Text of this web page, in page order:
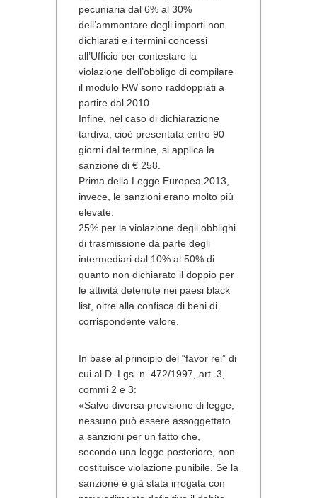
pecuniaria dal 6% al 30%
dell’ammontare degli importi non
dichiarati e i termini concessi
all’Ufficio per contestare la
violazione dell’obbligo di compilare
il modulo RW sono raddoppiati a
partire dal 2010.
Infine, nel caso di dichiarazione
tardiva , cioè presentata entro 90
giorni dal termine, si applica la
sanzione di € 258.
Prima della Legge Europea 2013,
invece, le sanzioni erano molto più
elevate:
25% per la violazione degli obblighi
di trasmissione da parte degli
intermediari dal 10% al 50% di
quanto non dichiarato il doppio per
le attività detenute nei paesi black
list, oltre alla confisca di beni di
corrispondente valore.
In base al principio del “favor rei” di
cui al D. Lgs. n. 472/1997, art. 3,
commi 2 e 3:
«Salvo diversa previsione di legge,
nessuno può essere assoggettato
a sanzioni per un fatto che,
secondo una legge posteriore, non
costituisce violazione punibile. Se la
sanzione è già stata irrogata con